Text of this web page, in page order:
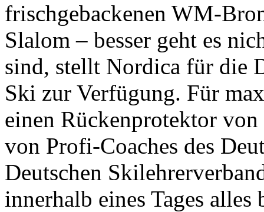
frischgebackenen WM-
Slalom – besser geht es
sind, stellt Nordica für die
Ski zur Verfügung. Für
einen Rückenprotektor
von Profi-Coaches des
Deutschen
innerhalb eines Tages